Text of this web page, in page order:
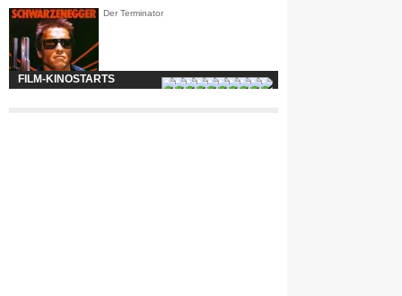
Der Terminator
FILM-KINOSTARTS